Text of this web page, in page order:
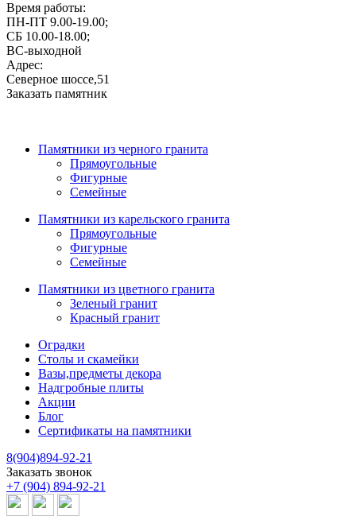
Время работы:
ПН-ПТ 9.00-19.00;
СБ 10.00-18.00;
ВС-выходной
Адрес:
Северное шоссе,51
Заказать памятник
Памятники из черного гранита
Прямоугольные
Фигурные
Семейные
Памятники из карельского гранита
Прямоугольные
Фигурные
Семейные
Памятники из цветного гранита
Зеленый гранит
Красный гранит
Оградки
Столы и скамейки
Вазы,предметы декора
Надгробные плиты
Акции
Блог
Сертификаты на памятники
8(904)894-92-21
Заказать звонок
+7 (904) 894-92-21